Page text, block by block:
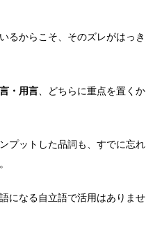
るからこそ、そのズレがはっき
・用言、どちらに重点を置くか
プットした品詞も、すでに忘れ
になる自立語で活用はありませ